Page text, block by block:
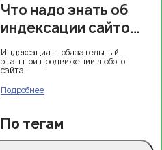
Что надо знать об
индексации сайтов
в 2021 году
Индексация — обязательный
этап при продвижении любого
сайта
Подробнее
По тегам